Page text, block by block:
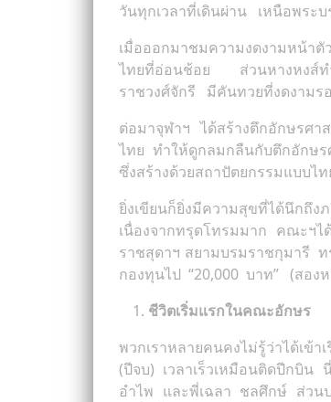
วันทุกเวลาที่เดินผ่าน เหนือพระ
เมื่อออกมาชมความงดงามหน้า
ไทยที่อ่อนช้อย ส่วนหางหงส์ทำ
ราชวงศ์จักรี มีคันทวยที่งดงามร
ต่อมาจุฬาฯ ได้สร้างตึกอักษรศา
ไทย ทำให้ดูกลมกลืนกับตึกอักษร
ซึ่งสร้างด้วยสถาปัตยกรรมแบบไ
ยิ่งเขียนก็ยิ่งมีความสุขที่ได้นึกถึ
เนื่องจากทรุดโทรมมาก คณะฯ
ราชสุดาฯ สยามบรมราชกุมารี
กองทุนไป “20,000 บาท” (สอง
ชีวิตเริ่มแรกในคณะอักษร
พวกเราหลายคนคงไม่รู้ว่าได้เ
(ปีจบ) เวลาเร็วเหมือนติดปีกบิ
อำไพ และพี่เฉลา ชลศึกษ์ ส่วน